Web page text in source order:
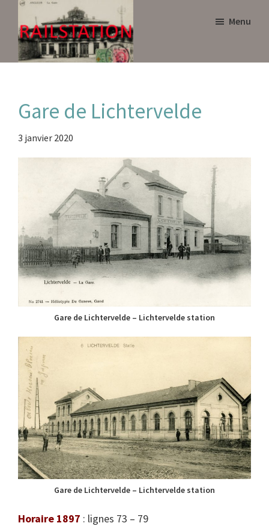
main
content
primary
sidebar
Menu
Gare de Lichtervelde
3 janvier 2020
Gare de Lichtervelde – Lichtervelde station
Gare de Lichtervelde – Lichtervelde station
Horaire 1897 : lignes 73 – 79